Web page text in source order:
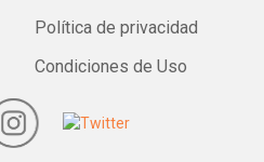
Política de privacidad
Condiciones de Uso